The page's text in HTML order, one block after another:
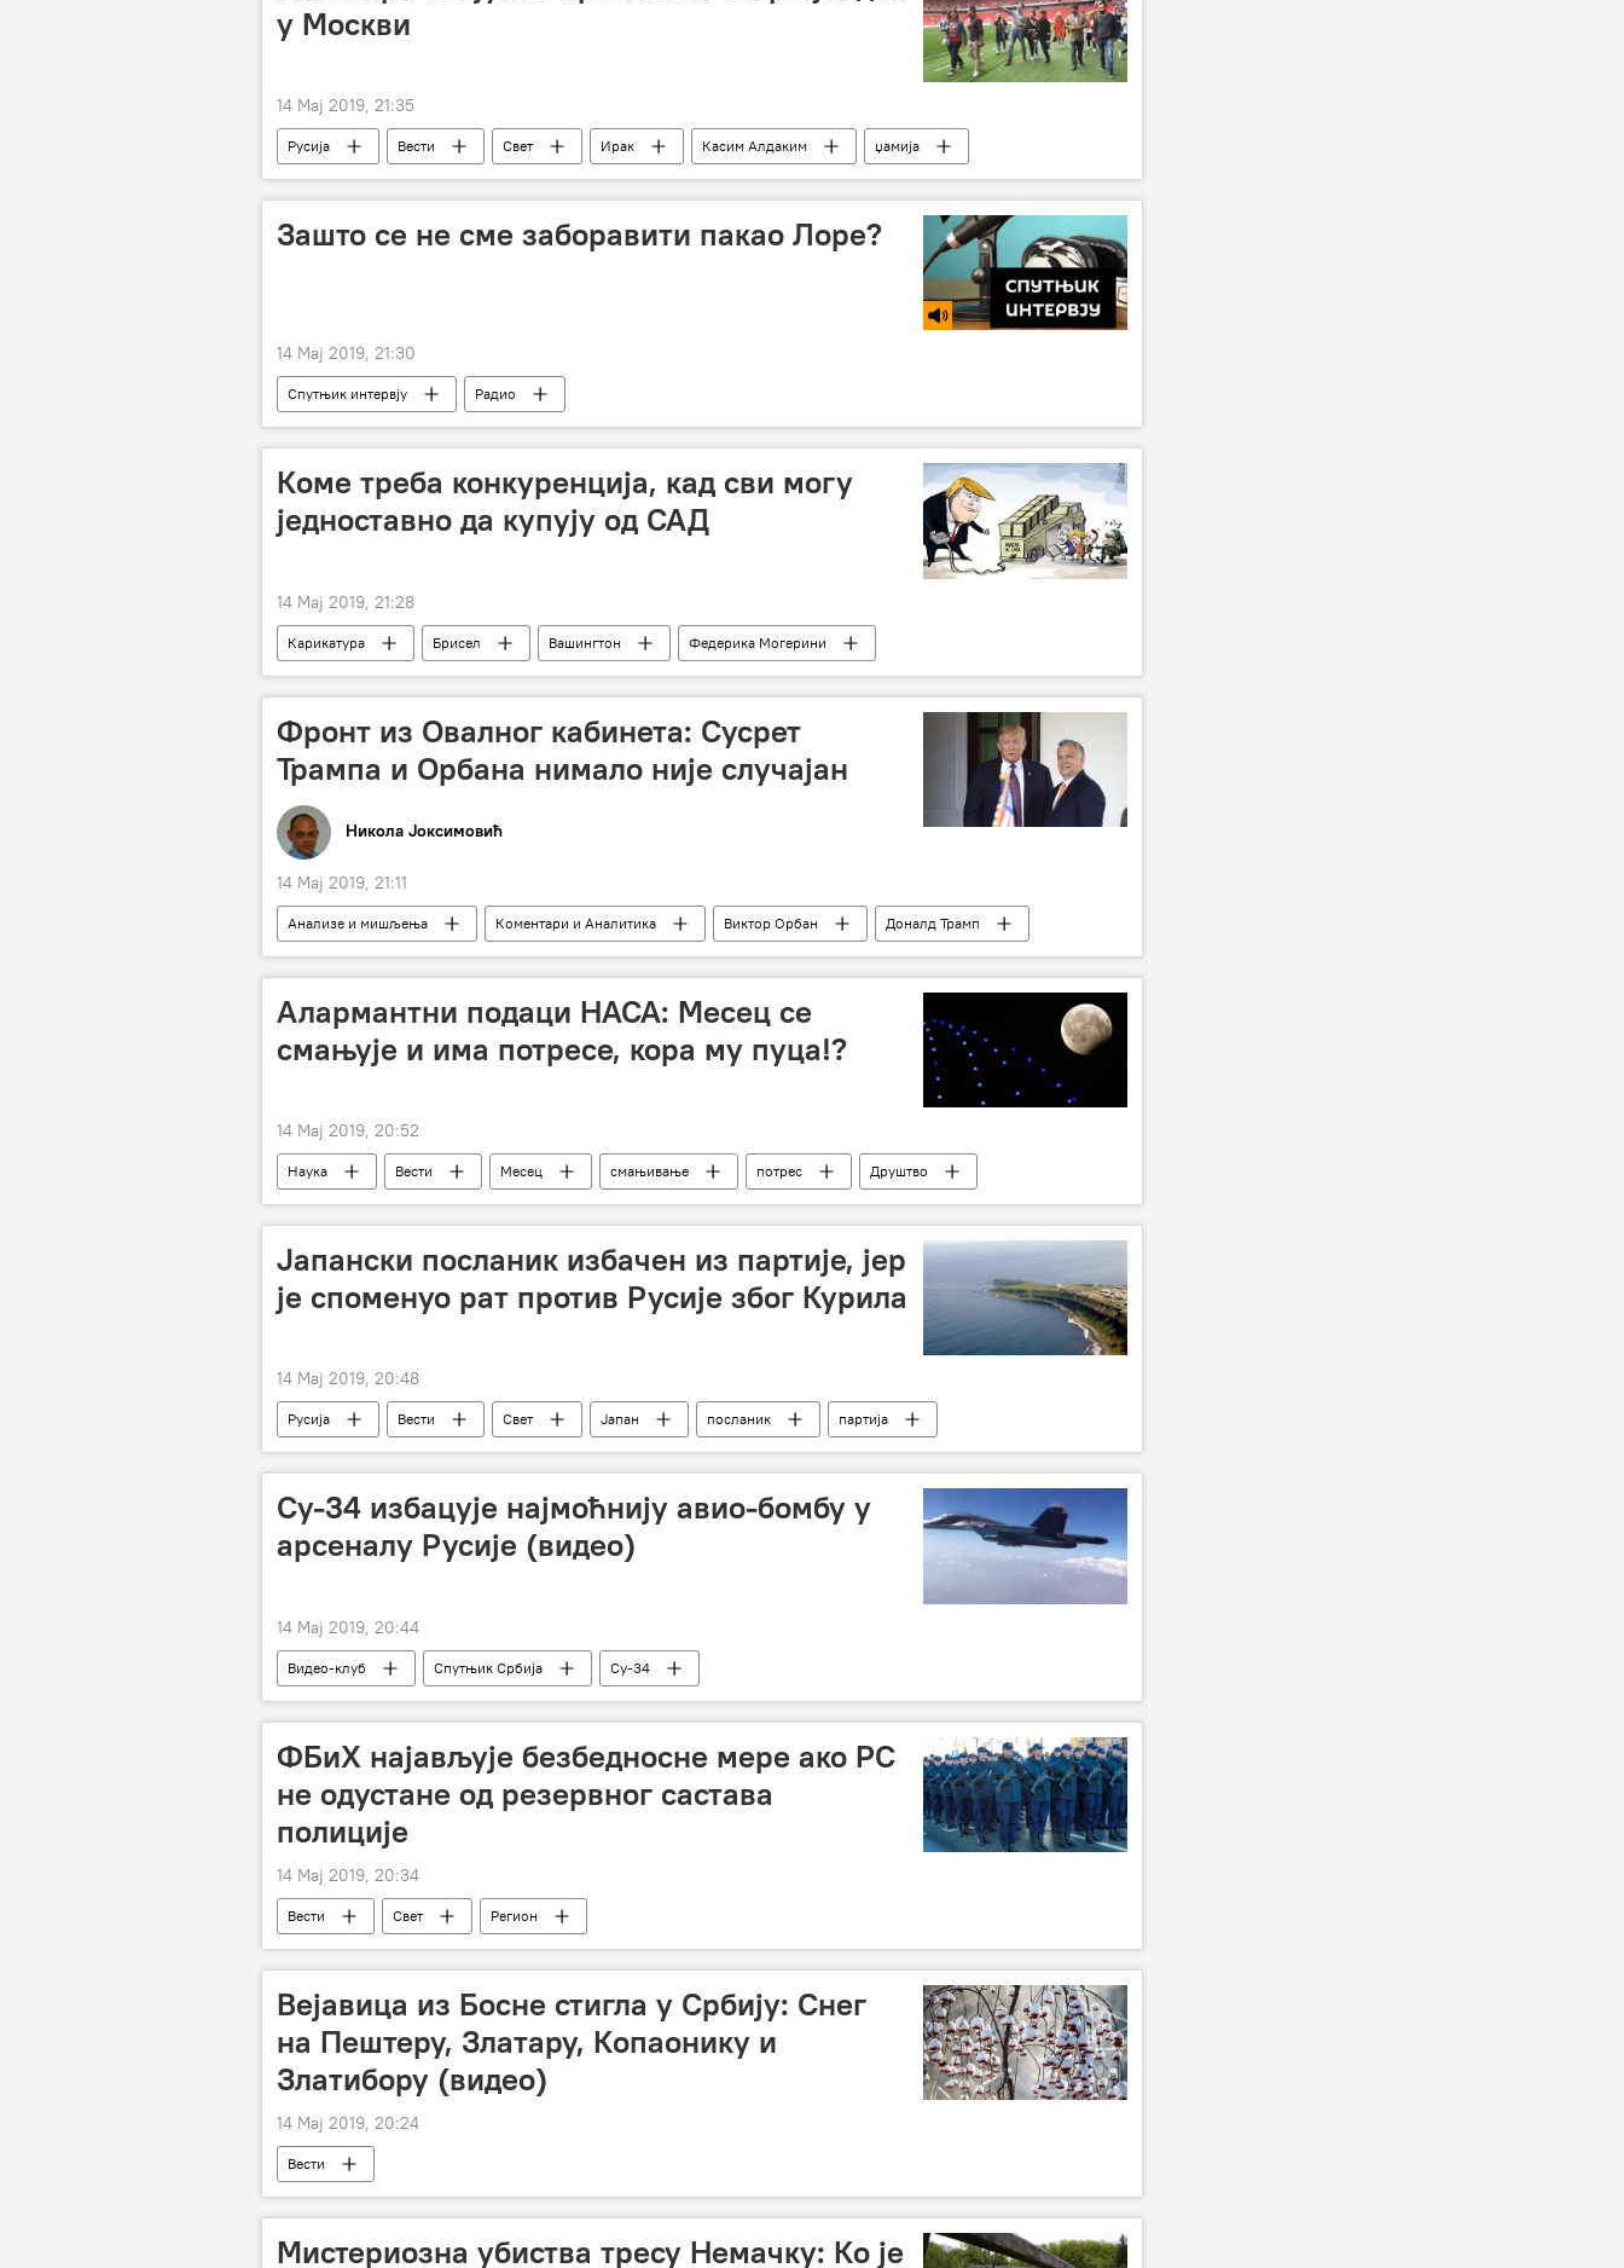
у Москви
14 Мај 2019, 21:35
Русија Вести Свет Ирак Касим Алдаким
џамија
међународни фото-конкурс "Андреј Стењин"
Зашто се не сме заборавити пакао Лоре?
14 Мај 2019, 21:30
Спутњик интервју Радио
Коме треба конкуренција, кад сви могу
једноставно да купују од САД
14 Мај 2019, 21:28
Карикатура Брисел Вашингтон
Федерика Могерини
Европска унија (ЕУ)
НАТО одбрамбена политика Војска и наоружање
Фронт из Овалног кабинета: Сусрет
Трампа и Орбана нимало није случајан
Никола Јоксимовић
14 Мај 2019, 21:11
Анализе и мишљења Коментари и Аналитика Виктор Орбан
Доналд Трамп
Милисав Паић
Бела кућа посета Виктора Орбана Вашингтону
медији
суверенистичке странке
евроскептици
суверенисти антиимигрантска политика
заједнички ставови
Вашингтон
Алармантни подаци НАСА: Месец се
смањује и има потресе, кора му пуца!?
14 Мај 2019, 20:52
Наука Вести Месец смањивање потрес Друштво
Јапански посланик избачен из партије, јер
је споменуо рат против Русије због Курила
14 Мај 2019, 20:48
Русија Вести Свет Јапан посланик партија
Су-34 избацује најмоћнију авио-бомбу у
арсеналу Русије (видео)
14 Мај 2019, 20:44
Видео-клуб Спутњик Србија Су-34
ФБиХ најављује безбедносне мере ако РС
не одустане од резервног састава
полиције
14 Мај 2019, 20:34
Вести Свет Регион
Вејавица из Босне стигла у Србију: Снег
на Пештеру, Златару, Копаонику и
Златибору (видео)
14 Мај 2019, 20:24
Вести
Мистериозна убиства тресу Немачку: Ко је